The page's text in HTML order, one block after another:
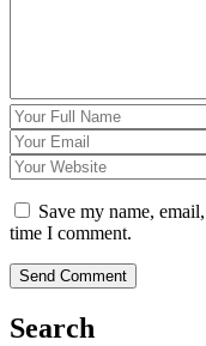
Save my name,
time I comment.
Search